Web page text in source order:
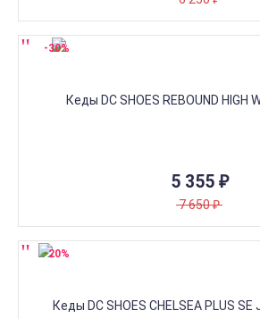
5 355 ₽
7 650₽
-30%
-20%